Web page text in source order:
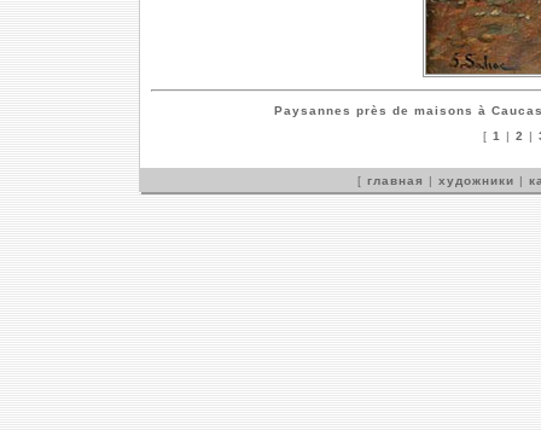
Paysannes près de maisons à
[ 1 | 2 |
[ главная | художники |